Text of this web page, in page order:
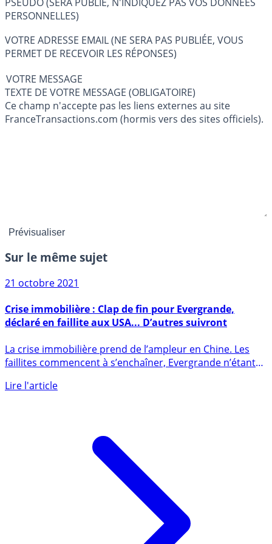
PERSONNELLES)
VOTRE ADRESSE EMAIL (NE SERA PAS PUBLIÉE, VOUS
PERMET DE RECEVOIR LES RÉPONSES)
VOTRE MESSAGE
TEXTE DE VOTRE MESSAGE (OBLIGATOIRE)
Ce champ n'accepte pas les liens externes au site
FranceTransactions.com (hormis vers des sites officiels).
Sur le même sujet
21 octobre 2021
déclaré en faillite aux USA... D’autres suivront
La crise immobilière prend de l’ampleur en Chine. Les
faillites commencent à s’enchaîner, Evergrande n’étant